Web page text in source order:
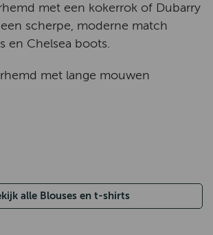
met een kokerrok of Dubarry
scherpe, moderne match
en Chelsea boots.
met lange mouwen
alle Blouses en t-shirts